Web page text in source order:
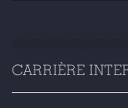
CARRIÈRE